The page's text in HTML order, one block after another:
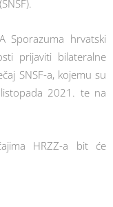
Sporazuma hrvatski
prijaviti bilateralne
SNSF-a, kojemu su
2021. te na
HRZZ-a bit će